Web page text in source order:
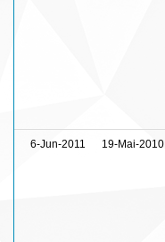
6-Jun-2011 19-Mai-2010